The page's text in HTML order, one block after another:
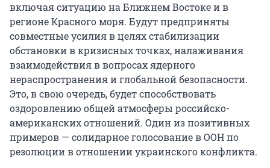
включая ситуацию на Ближнем Востоке и в
регионе Красного моря. Будут предприняты
совместные усилия в целях стабилизации
обстановки в кризисных точках, налаживания
взаимодействия в вопросах ядерного
нераспространения и глобальной безопасности.
Это, в свою очередь, будет способствовать
оздоровлению общей атмосферы российско-
американских отношений. Один из позитивных
примеров — солидарное голосование в ООН по
резолюции в отношении украинского конфликта.